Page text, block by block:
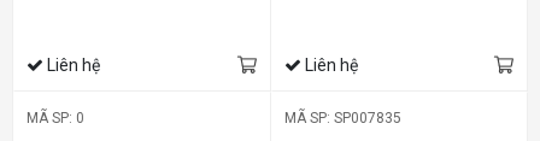
Liên hệ Liên hệ
MÃ SP: 0 MÃ SP: SP007835